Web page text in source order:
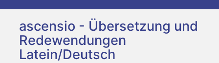
ascensio - Übersetzung und
Redewendungen
Latein/Deutsch